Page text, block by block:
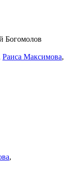
Богомолов
Раиса Максимова,
,